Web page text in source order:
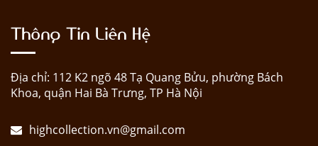
Thông Tin Liên Hệ
Địa chỉ: 112 K2 ngõ 48 Tạ Quang Bửu, phường Bách
Khoa, quận Hai Bà Trưng, TP Hà Nội
highcollection.vn@gmail.com